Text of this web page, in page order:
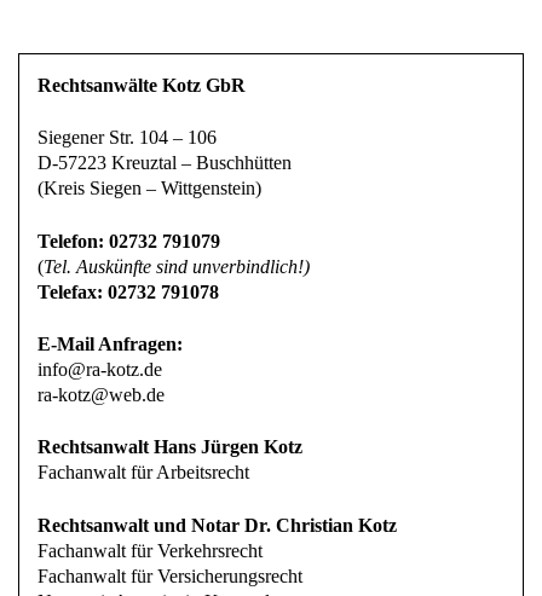
Rechtsanwälte Kotz GbR
Siegener Str. 104 – 106
D-57223 Kreuztal – Buschhütten
(Kreis Siegen – Wittgenstein)
Telefon: 02732 791079
(Tel. Auskünfte sind unverbindlich!)
Telefax: 02732 791078
E-Mail Anfragen:
info@ra-kotz.de
ra-kotz@web.de
Rechtsanwalt Hans Jürgen Kotz
Fachanwalt für Arbeitsrecht
Rechtsanwalt und Notar Dr. Christian Kotz
Fachanwalt für Verkehrsrecht
Fachanwalt für Versicherungsrecht